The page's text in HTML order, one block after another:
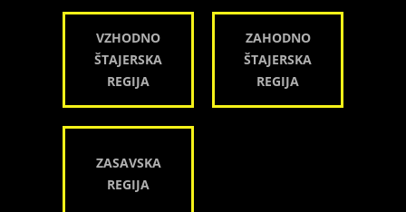
VZHODNO
ŠTAJERSKA
REGIJA
ZAHODNO
ŠTAJERSKA
REGIJA
ZASAVSKA
REGIJA